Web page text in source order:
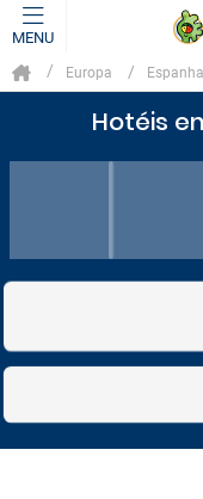
MENU
Europa Espanha
Hotéis